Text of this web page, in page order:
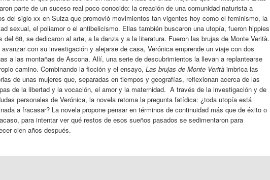
parte de un suceso real poco conocido: la creación de una comunidad naturista a
del siglo xx en Suiza que promovió movimientos tan vigentes hoy como el feminismo, la
sexual, el poliamor o el antibelicismo. Ellas también buscaron una utopía, fueron hippies
del 68, se dedicaron al arte, a la danza y a la literatura. Fueron las brujas de Monte Verità.
avanzar con su investigación y alejarse de casa, Verónica emprende un viaje con dos
a las montañas de Ascona. Allí, una serie de descubrimientos la llevan a replantearse
camino. Combinando la ficción y el ensayo, Las brujas de Monte Verità imbrica las
de unas mujeres que, separadas en tiempos y geografías, reflexionan acerca de las
de la libertad y la vocación, el amor y la maternidad. A través de la investigación y de
personales de Verónica, la novela retoma la pregunta fatídica: ¿toda utopía está
a fracasar? La novela propone pensar en términos de continuidad más que de éxito o
para intentar verqué restos de esos sueños pasados se sedimentaron para
cien años después.